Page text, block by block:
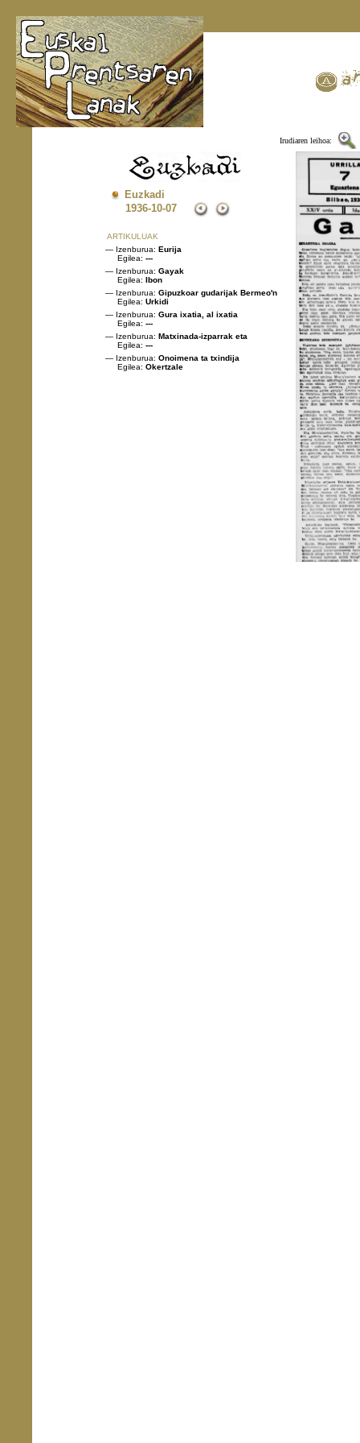
Irudiaren leihoa:
Euzkadi
1936-10-07
ARTIKULUAK
— Izenburua: Eurija
Egilea: ---
— Izenburua: Gayak
Egilea: Ibon
— Izenburua: Gipuzkoar gudarijak Bermeo'n
Egilea: Urkidi
— Izenburua: Gura ixatia, al ixatia
Egilea: ---
— Izenburua: Matxinada-izparrak eta
Egilea: ---
— Izenburua: Onoimena ta txindija
Egilea: Okertzale